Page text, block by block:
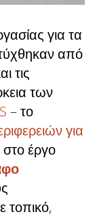
για τα
από
τις
των
– το
για
στο έργο
τοπικό,